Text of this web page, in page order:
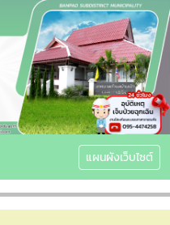
แผนผังเว็บไซต์